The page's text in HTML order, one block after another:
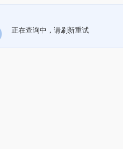
正在查询中，请刷新重试